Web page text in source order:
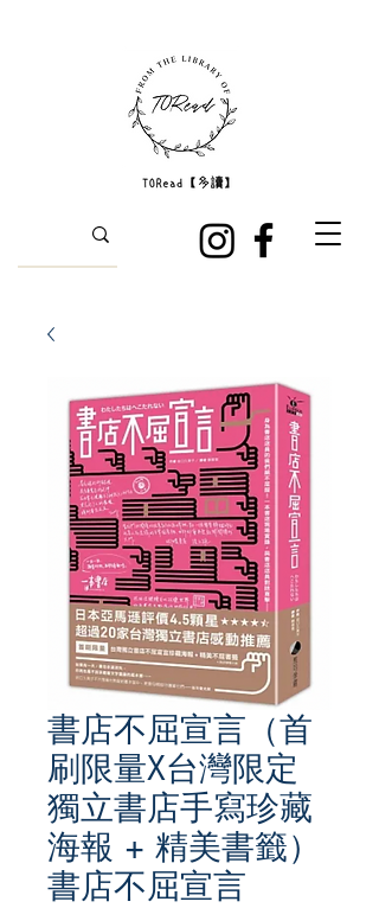
書店不屈宣言（首
刷限量X台灣限定
獨立書店手寫珍藏
海報 + 精美書籤）
書店不屈宣言